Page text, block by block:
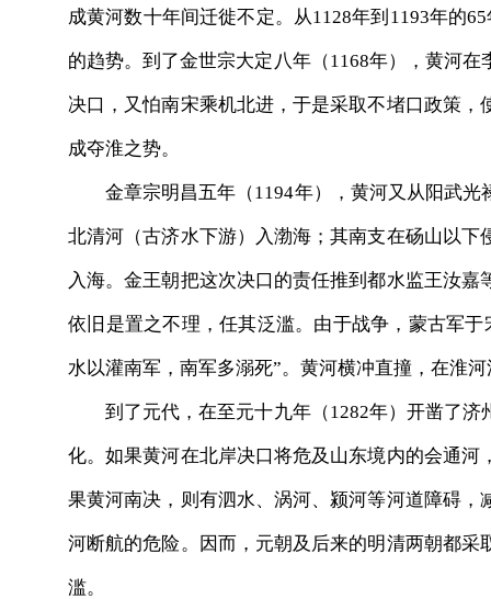
成黄河数十年间迁徙不定。从1128年到1193年的
的趋势。到了金世宗大定八年（1168年），黄河
决口，又怕南宋乘机北进，于是采取不堵口政策
成夺淮之势。
金章宗明昌五年（1194年），黄河又从阳武光
北清河（古济水下游）入渤海；其南支在砀山以
入海。金王朝把这次决口的责任推到都水监王汝
依旧是置之不理，任其泛滥。由于战争，蒙古军
水以灌南军，南军多溺死”。黄河横冲直撞，在淮
到了元代，在至元十九年（1282年）开凿了济
化。如果黄河在北岸决口将危及山东境内的会通
果黄河南决，则有泗水、涡河、颍河等河道障碍
河断航的危险。因而，元朝及后来的明清两朝都
滥。